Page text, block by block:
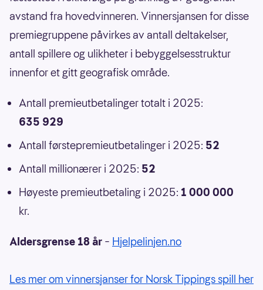
avstand fra hovedvinneren. Vinnersjansen for disse
premiegruppene påvirkes av antall deltakelser,
antall spillere og ulikheter i bebyggelsesstruktur
innenfor et gitt geografisk område.
Antall premieutbetalinger totalt i 2025:
635 929
Antall førstepremieutbetalinger i 2025: 52
Antall millionærer i 2025: 52
Høyeste premieutbetaling i 2025: 1 000 000
kr.
Aldersgrense 18 år – Hjelpelinjen.no
Les mer om vinnersjanser for Norsk Tippings spill her